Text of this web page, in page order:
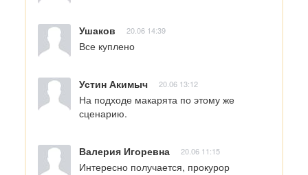
Ушаков 20.06 14:39
Все куплено
Устин Акимыч 20.06 13:12
На подходе макарята по этому же
сценарию.
Валерия Игоревна 20.06 11:15
Интересно получается, прокурор